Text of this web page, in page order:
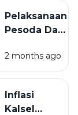
2026
Pelaksanaan
Pesoda Dan
Ditengah
Efesiensi
2 months ago
Inflasi
Kalsel